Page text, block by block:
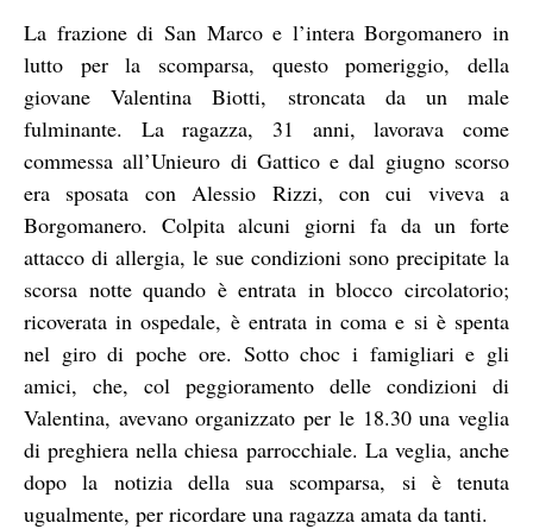
La frazione di San Marco e l’intera Borgomanero in
lutto per la scomparsa, questo pomeriggio, della
giovane Valentina Biotti, stroncata da un male
fulminante. La ragazza, 31 anni, lavorava come
commessa all’Unieuro di Gattico e dal giugno scorso
era sposata con Alessio Rizzi, con cui viveva a
Borgomanero. Colpita alcuni giorni fa da un forte
attacco di allergia, le sue condizioni sono precipitate la
scorsa notte quando è entrata in blocco circolatorio;
ricoverata in ospedale, è entrata in coma e si è spenta
nel giro di poche ore. Sotto choc i famigliari e gli
amici, che, col peggioramento delle condizioni di
Valentina, avevano organizzato per le 18.30 una veglia
di preghiera nella chiesa parrocchiale. La veglia, anche
dopo la notizia della sua scomparsa, si è tenuta
ugualmente, per ricordare una ragazza amata da tanti.